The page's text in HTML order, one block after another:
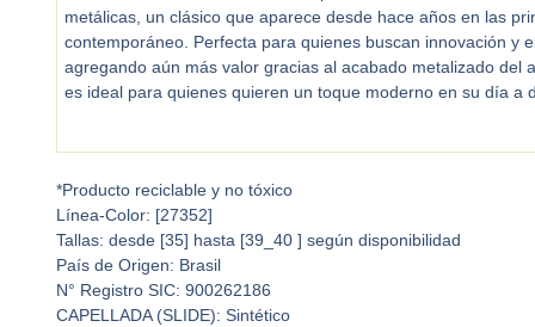
metálicas, un clásico que aparece desde hace años en las
contemporáneo. Perfecta para quienes buscan innovación y
agregando aún más valor gracias al acabado metalizado
es ideal para quienes quieren un toque moderno en su día a
*Producto reciclable y no tóxico
Línea-Color: [27352]
Tallas: desde [35] hasta [39_40 ] según disponibilidad
País de Origen: Brasil
N° Registro SIC: 900262186
CAPELLADA (SLIDE): Sintético